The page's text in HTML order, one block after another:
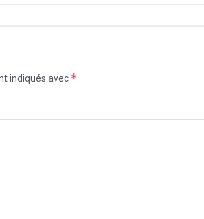
indiqués avec *